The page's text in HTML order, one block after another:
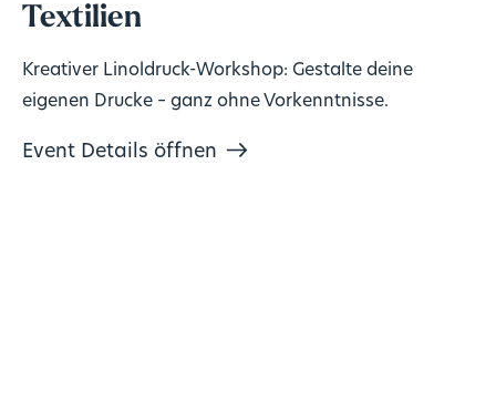
Textilien
Kreativer Linoldruck-Workshop: Gestalte deine
eigenen Drucke – ganz ohne Vorkenntnisse.
Event Details öffnen